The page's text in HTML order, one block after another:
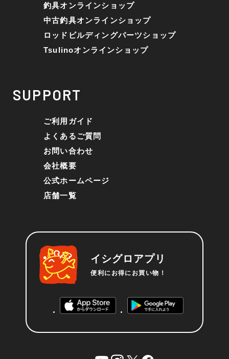
釣具オンラインショップ
中古釣具オンラインショップ
ロッドビルディングパーツショップ
Tsulinoオンラインショップ
SUPPORT
ご利用ガイド
よくあるご質問
お問い合わせ
会社概要
公式ホームページ
店舗一覧
イシグロアプリ
便利にお得にお買い物！
YouTubeinstagram
X facebook